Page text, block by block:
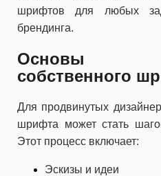
шрифтов для любых
брендинга.
Основы
собственного
Для продвинутых
шрифта может стать
Этот процесс включает:
Эскизы и идеи